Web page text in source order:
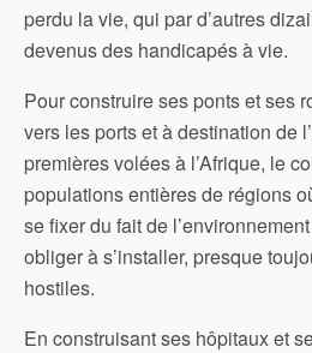
perdu la vie, qui par d’autres
devenus des handicapés à vie.
Pour construire ses ponts et ses
vers les ports et à destination de
premières volées à l’Afrique, le
populations entières de régions
se fixer du fait de
obliger à s’installer, presque
hostiles.
En construisant ses hôpitaux et